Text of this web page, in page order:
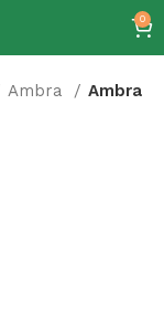
0
Ambra Ambra